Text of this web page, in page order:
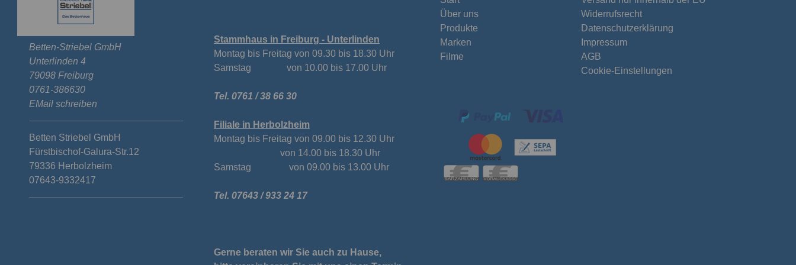
Betten-Striebel GmbH
Unterlinden 4
79098 Freiburg
0761-386630
EMail schreiben
Betten Striebel GmbH
Fürstbischof-Galura-Str.12
79336 Herbolzheim
07643-9332417
Stammhaus in Freiburg - Unterlinden
Montag bis Freitag von 09.30 bis 18.30 Uhr
Samstag von 10.00 bis 17.00 Uhr
Tel. 0761 / 38 66 30
Filiale in Herbolzheim
Montag bis Freitag von 09.00 bis 12.30 Uhr
von 14.00 bis 18.30 Uhr
Samstag von 09.00 bis 13.00 Uhr
Tel. 07643 / 933 24 17
Gerne beraten wir Sie auch zu Hause,
Über uns
Produkte
Marken
Filme
Widerrufsrecht
Datenschutzerklärung
Impressum
AGB
Cookie-Einstellungen